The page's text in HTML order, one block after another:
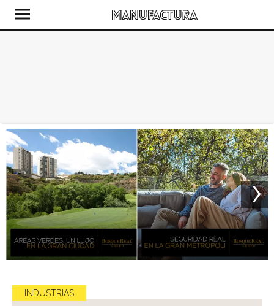
INDUSTRIAS